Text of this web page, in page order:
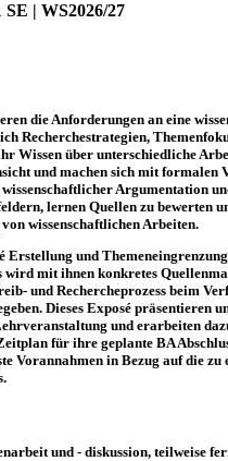
| WS2026/27
die Anforderungen an eine
Recherchestrategien,
Wissen über unterschiedliche
und machen sich mit formalen
Argumentation
lernen Quellen zu bewerten
wissenschaftlichen Arbeiten.
Erstellung und
wird mit ihnen konkretes
und Rechercheprozess beim
Dieses Exposé präsentieren
und erarbeiten
für ihre geplante BA
Vorannahmen in Bezug auf die zu
und - diskussion, teilweise